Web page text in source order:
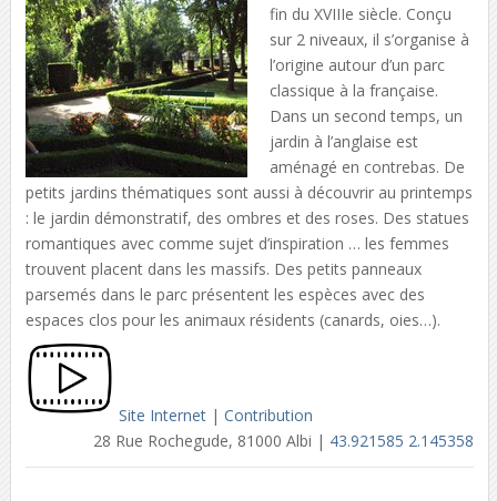
fin du XVIIIe siècle. Conçu
sur 2 niveaux, il s’organise à
l’origine autour d’un parc
classique à la française.
Dans un second temps, un
jardin à l’anglaise est
aménagé en contrebas. De
petits jardins thématiques sont aussi à découvrir au printemps
: le jardin démonstratif, des ombres et des roses. Des statues
romantiques avec comme sujet d’inspiration … les femmes
trouvent placent dans les massifs. Des petits panneaux
parsemés dans le parc présentent les espèces avec des
espaces clos pour les animaux résidents (canards, oies…).
Site Internet| Contribution
28 Rue Rochegude, 81000 Albi | 43.921585 2.145358